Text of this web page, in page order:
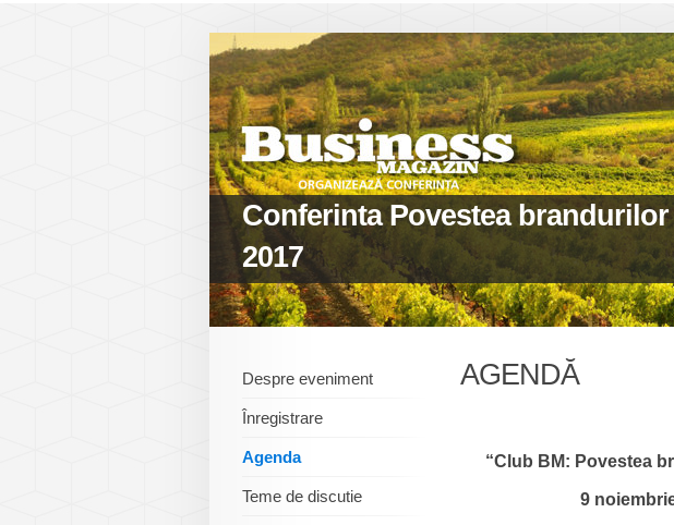
Conferinta Povestea
2017
Despre eveniment
Înregistrare
Agenda
Teme de discutie
AGENDĂ
“Club BM: Povestea
9